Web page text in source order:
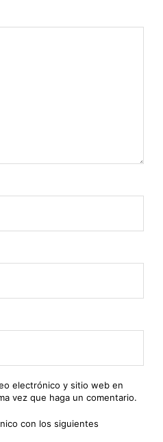
electrónico y sitio web en
vez que haga un comentario.
con los siguientes